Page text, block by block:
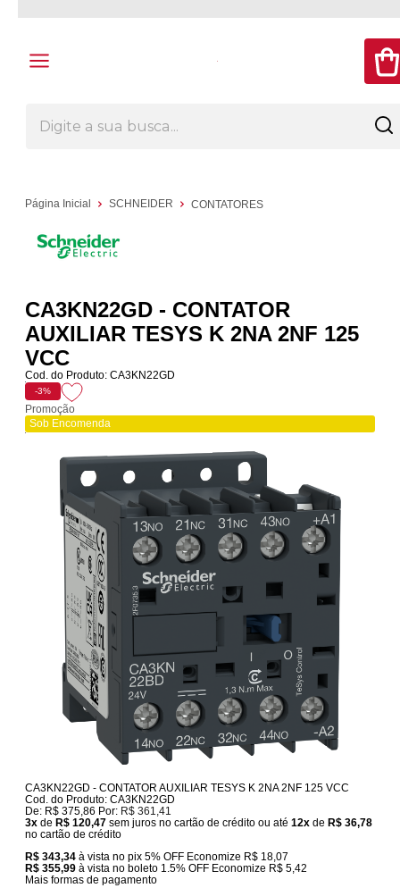
Página Inicial SCHNEIDER CONTATORES
CA3KN22GD - CONTATOR
AUXILIAR TESYS K 2NA 2NF 125
VCC
Cod. do Produto: CA3KN22GD
-3%
Promoção
Sob Encomenda
CA3KN22GD - CONTATOR AUXILIAR TESYS K 2NA 2NF 125 VCC
Cod. do Produto: CA3KN22GD
De: R$ 375,86 Por: R$ 361,41
3x de R$ 120,47 sem juros no cartão de crédito ou até12x de R$ 36,78
no cartão de crédito
R$ 343,34à vista no pix5% OFF Economize R$ 18,07
R$ 355,99à vista no boleto 1.5% OFF Economize R$ 5,42
Mais formas de pagamento